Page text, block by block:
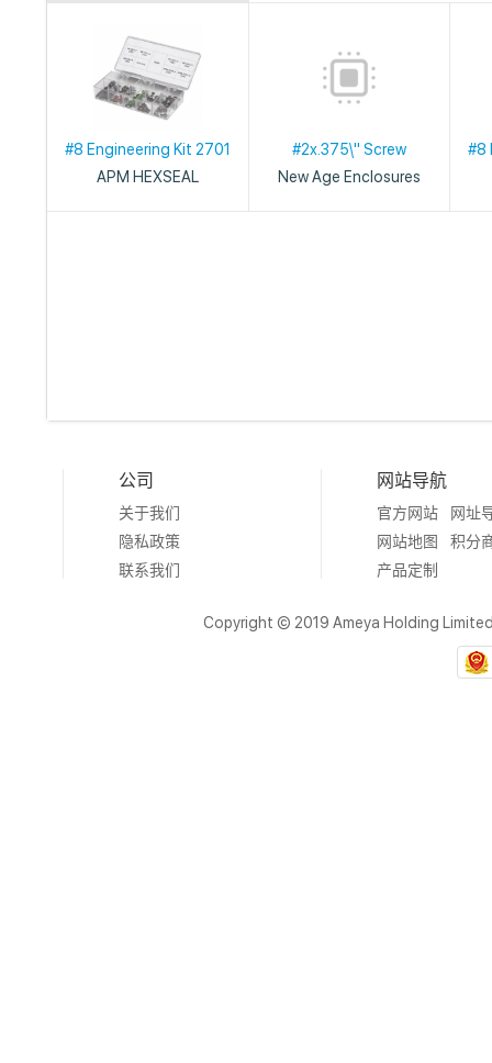
#8 Engineering Kit 2701
APM HEXSEAL
#2x.375\" Screw
New Age Enclosures
#8
公司
关于我们
隐私政策
联系我们
网站导航
官方网站
网址
网站地图
积分
产品定制
Copyright © 2019 Ameya Holding